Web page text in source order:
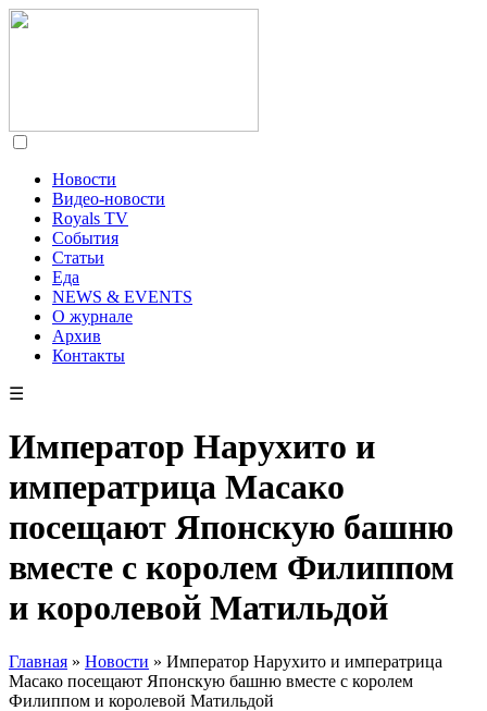
Новости
Видео-новости
Royals TV
События
Статьи
Еда
NEWS & EVENTS
О журнале
Архив
Контакты
☰
Император Нарухито и
императрица Масако
посещают Японскую башню
вместе с королем Филиппом
и королевой Матильдой
Главная » Новости » Император Нарухито и императрица
Масако посещают Японскую башню вместе с королем
Филиппом и королевой Матильдой